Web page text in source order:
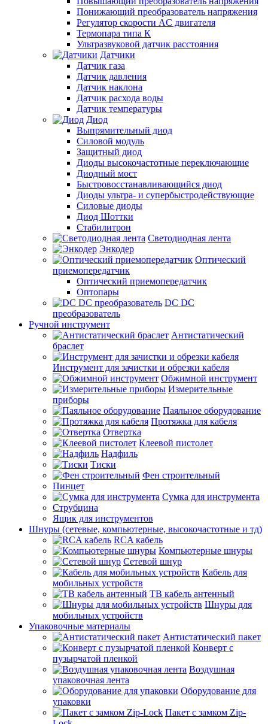
Понижающий преобразователь напряжения
Регулятор скорости AC двигателя
Термопара типа К
Ультразвуковой датчик расстояния
Датчики
Датчик газа
Датчик давления
Датчик наклона
Датчик расхода воды
Датчик температуры
Диод
Выпрямительный диод
Силовой модуль
Защитный диод
Диоды высокочастотные переключающие
Диодный мост
Быстровосстанавливающийся диод
Диоды ультра- и супербыстродействующие
Силовые диоды
Диод Шоттки
Стабилитрон
Светодиодная лента
Энкодер
Оптический
приемопередатчик
Оптический приемопередатчик
Оптопары
DC DC
преобразователь
Ручной инструмент
Антистатический
браслет
Инструмент для зачистки и обрезки кабеля
Обжимной инструмент
Измерительные
приборы
Паяльное оборудование
Протяжка для кабеля
Отвертка
Клеевой пистолет
Надфиль
Тиски
Фен строительный
Пинцет
Сумка для инструмента
Струбцина
Ящик для инструментов
Шнуры (сетевые, компьютерные, высокочастотные и тд)
RCA кабель
Компьютерные шнуры
Сетевой шнур
Кабель для
мобильных устройств
ТВ кабель антенный
Шнуры для
мобильных устройств
Упаковочные материалы
Антистатический пакет
Конверт с
пузырчатой пленкой
Воздушная
упаковочная лента
Оборудование для
упаковки
Пакет с замком Zip-